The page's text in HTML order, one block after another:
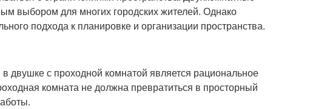
выбором для многих городских жителей. Однако
подхода к планировке и организации пространства.
с проходной комнатой является рациональное
комната не должна превратиться в просторный